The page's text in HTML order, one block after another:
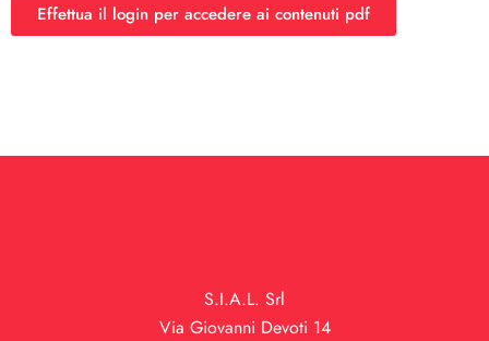
Effettua il login per accedere ai contenuti pdf
S.I.A.L. Srl
Via Giovanni Devoti 14